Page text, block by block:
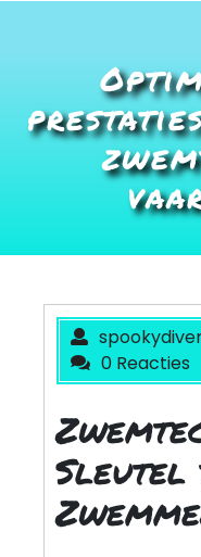
0 Reacties
Sleutel